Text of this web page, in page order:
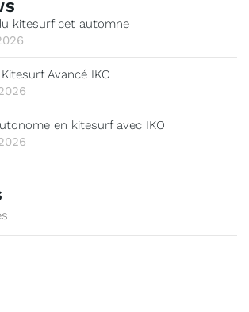
kitesurf cet automne
Avancé IKO
en kitesurf avec IKO